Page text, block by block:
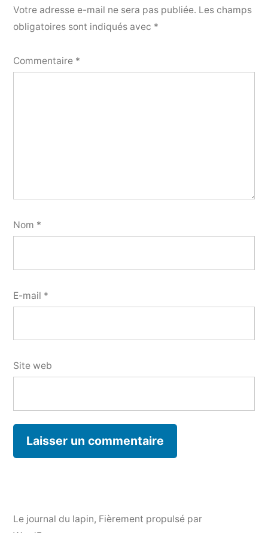
Votre adresse e-mail ne sera pas publiée. Les champs
obligatoires sont indiqués avec *
Commentaire *
Nom *
E-mail *
Site web
Le journal du lapin, Fièrement propulsé par